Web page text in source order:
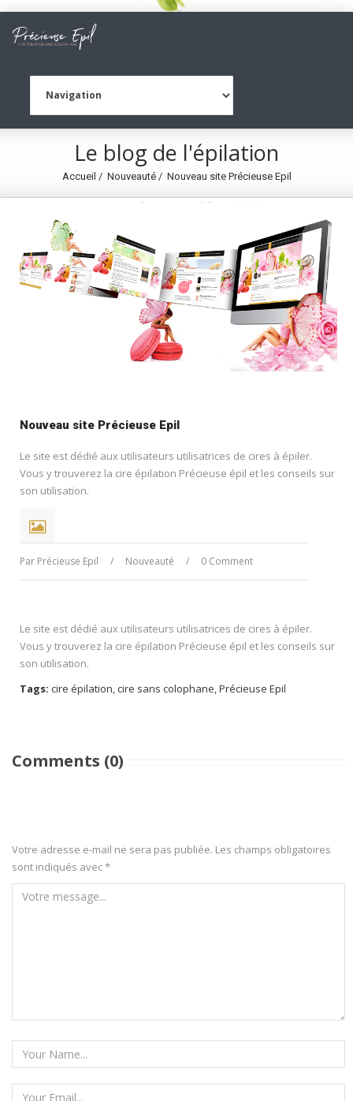
Le blog de l'épilation
Accueil Nouveauté Nouveau site Précieuse Epil
Nouveau site Précieuse Epil
Le site est dédié aux utilisateurs utilisatrices de cires à épiler.
Vous y trouverez la cire épilation Précieuse épil et les conseils sur
son utilisation.
Par Précieuse Epil / Nouveauté / 0 Comment
Le site est dédié aux utilisateurs utilisatrices de cires à épiler.
Vous y trouverez la cire épilation Précieuse épil et les conseils sur
son utilisation.
Tags: cire épilation cire sans colophane Précieuse Epil
Comments (0)
Votre adresse e-mail ne sera pas publiée. Les champs obligatoires
sont indiqués avec*